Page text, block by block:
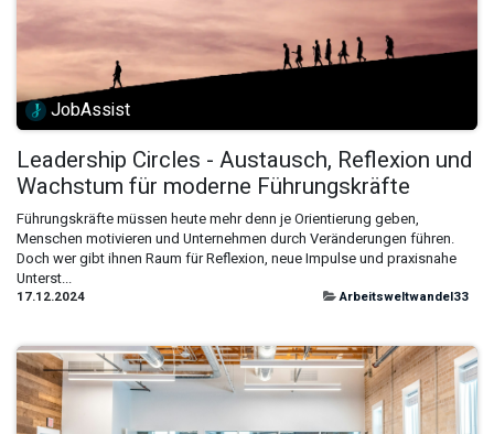
JobAssist
Leadership Circles - Austausch, Reflexion und
Wachstum für moderne Führungskräfte
Führungskräfte müssen heute mehr denn je Orientierung geben,
Menschen motivieren und Unternehmen durch Veränderungen führen.
Doch wer gibt ihnen Raum für Reflexion, neue Impulse und praxisnahe
Unterst...
17.12.2024 Arbeitsweltwandel33